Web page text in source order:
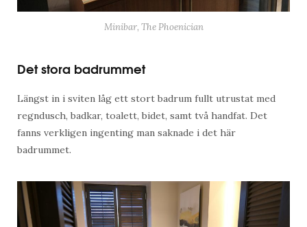
Minibar, The Phoenician
Det stora badrummet
Längst in i sviten låg ett stort badrum fullt utrustat med
regndusch, badkar, toalett, bidet, samt två handfat. Det
fanns verkligen ingenting man saknade i det här
badrummet.